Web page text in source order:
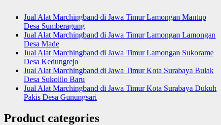
Jual Alat Marchingband di Jawa Timur Lamongan Mantup
Desa Sumberagung
Jual Alat Marchingband di Jawa Timur Lamongan Lamongan
Desa Made
Jual Alat Marchingband di Jawa Timur Lamongan Sukorame
Desa Kedungrejo
Jual Alat Marchingband di Jawa Timur Kota Surabaya Bulak
Desa Sukolilo Baru
Jual Alat Marchingband di Jawa Timur Kota Surabaya Dukuh
Pakis Desa Gunungsari
Product categories